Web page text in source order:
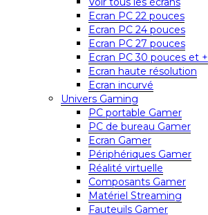
Ecran PC 22 pouces
Ecran PC 24 pouces
Ecran PC 27 pouces
Ecran PC 30 pouces et +
Ecran haute résolution
Ecran incurvé
Univers Gaming
PC portable Gamer
PC de bureau Gamer
Ecran Gamer
Périphériques Gamer
Réalité virtuelle
Composants Gamer
Matériel Streaming
Fauteuils Gamer